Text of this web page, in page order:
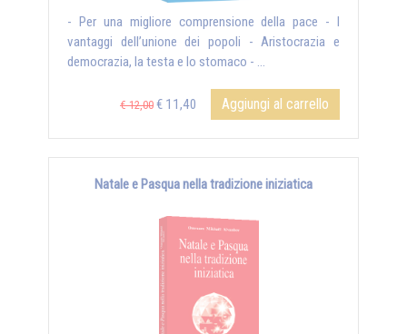
- Per una migliore comprensione della pace - I
vantaggi dell’unione dei popoli - Aristocrazia e
democrazia, la testa e lo stomaco - ...
€ 12,00 € 11,40 Aggiungi al carrello
Natale e Pasqua nella tradizione iniziatica